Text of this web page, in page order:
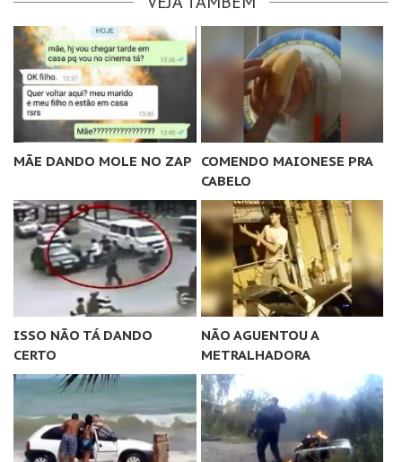
MÃE DANDO MOLE NO ZAP
COMENDO MAIONESE PRA
CABELO
ISSO NÃO TÁ DANDO
CERTO
NÃO AGUENTOU A
METRALHADORA